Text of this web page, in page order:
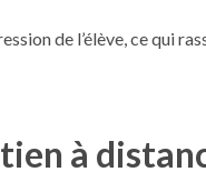
de l’élève, ce qui
à